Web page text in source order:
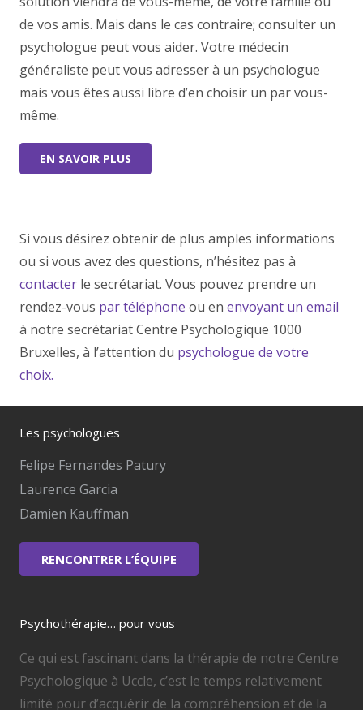
de vos amis. Mais dans le cas contraire; consulter un
psychologue peut vous aider. Votre médecin
généraliste peut vous adresser à un psychologue
mais vous êtes aussi libre d’en choisir un par vous-
même.
EN SAVOIR PLUS
Si vous désirez obtenir de plus amples informations
ou si vous avez des questions, n’hésitez pas à
contacter le secrétariat. Vous pouvez prendre un
rendez-vous par téléphone ou en envoyant un email
à notre secrétariat Centre Psychologique 1000
Bruxelles, à l’attention du psychologue de votre
choix.
Les psychologues
Felipe Fernandes Patury
Laurence Garcia
Damien Kauffman
RENCONTRER L’ÉQUIPE
Psychothérapie… pour vous
Ce qui est fascinant dans la thérapie de notre Centre
Psychologique à Uccle, c’est le temps relativement
limité pour d’acquérir de la compréhension et de la